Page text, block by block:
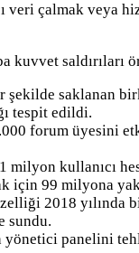
veri çalmak
kuvvet saldırıları
şekilde saklanan
tespit edildi.
forum üyesini
milyon kullanıcı
için 99 milyona
2018 yılında
sundu.
yönetici panelini